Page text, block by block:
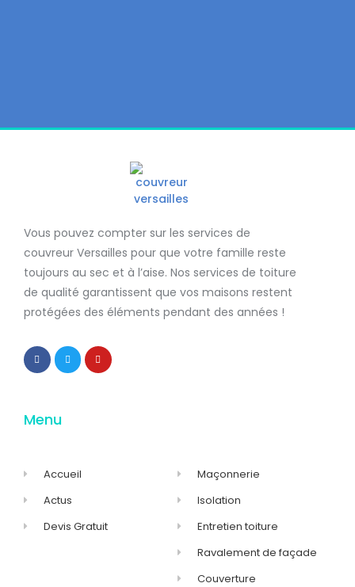
Vous pouvez compter sur les services de
couvreur Versailles pour que votre famille reste
toujours au sec et à l’aise. Nos services de toiture
de qualité garantissent que vos maisons restent
protégées des éléments pendant des années !
Menu
Accueil
Actus
Devis Gratuit
Maçonnerie
Isolation
Entretien toiture
Ravalement de façade
Couverture